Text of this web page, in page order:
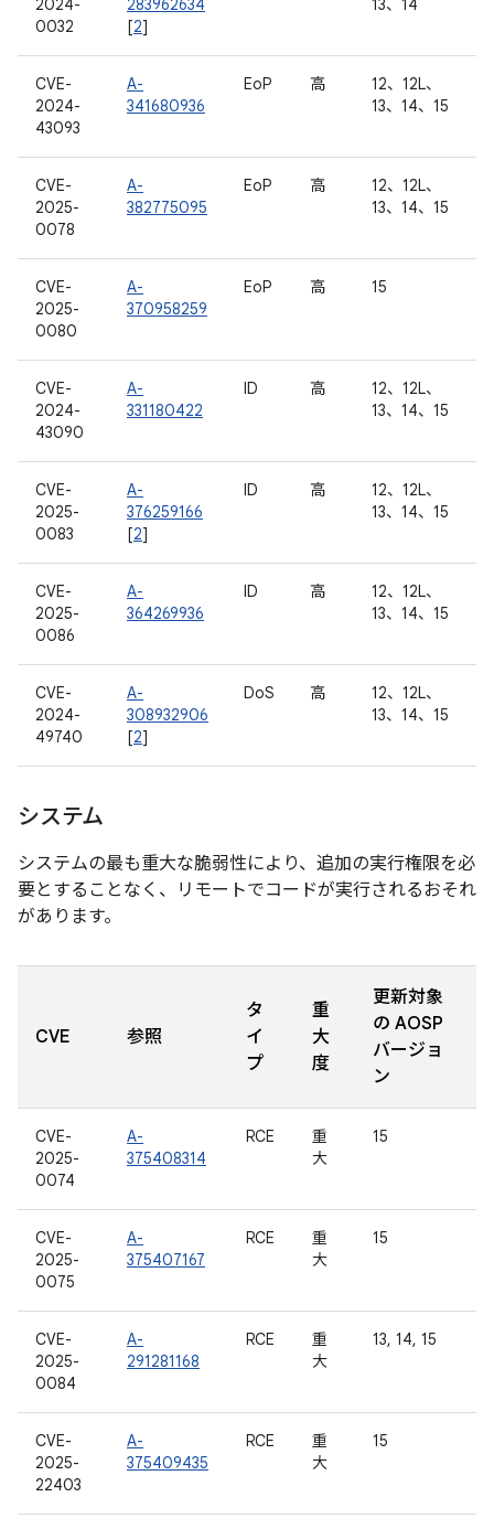
2024-
0032
283962634
[2]
13、14
CVE-
2024-
43093
A-
341680936
EoP 高
12、12L、
13、14、15
CVE-
2025-
0078
A-
382775095
EoP 高
12、12L、
13、14、15
CVE-
2025-
0080
A-
370958259
EoP 高 15
CVE-
2024-
43090
A-
331180422
ID 高
12、12L、
13、14、15
CVE-
2025-
0083
A-
376259166
[2]
ID 高
12、12L、
13、14、15
CVE-
2025-
0086
A-
364269936
ID 高
12、12L、
13、14、15
CVE-
2024-
49740
A-
308932906
[2]
DoS 高
12、12L、
13、14、15
システム
システムの最も重大な脆弱性により、追加の実行権限を必
要とすることなく、リモートでコードが実行されるおそれ
があります。
CVE 参照
タ
イ
プ
重
大
度
更新対象
の AOSP
バージョ
ン
CVE-
2025-
0074
A-
375408314
RCE
重
大
15
CVE-
2025-
0075
A-
375407167
RCE
重
大
15
CVE-
2025-
0084
A-
291281168
RCE
重
大
13, 14, 15
CVE-
2025-
22403
A-
375409435
RCE
重
大
15